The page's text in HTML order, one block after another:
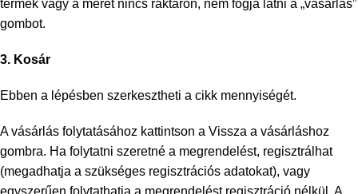
termék vagy a méret nincs raktáron, nem fogja látni a „vásárlás”
gombot.
3. Kosár
Ebben a lépésben szerkesztheti a cikk mennyiségét.
A vásárlás folytatásához kattintson a Vissza a vásárláshoz
gombra. Ha folytatni szeretné a megrendelést, regisztrálhat
(megadhatja a szükséges regisztrációs adatokat), vagy